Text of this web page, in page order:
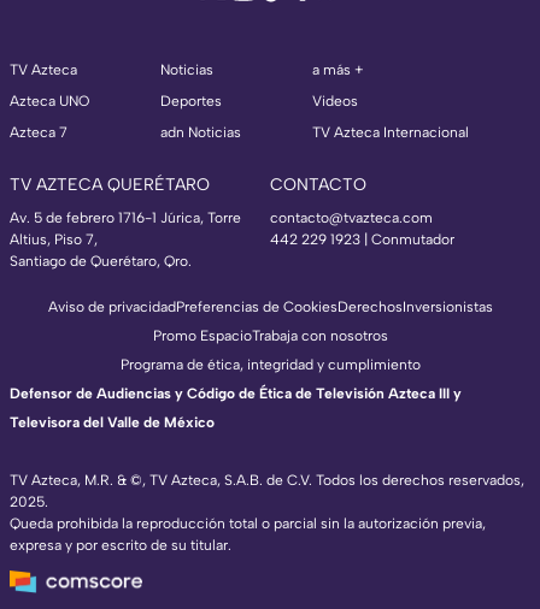
TV Azteca
Azteca UNO
Azteca 7
Noticias
Deportes
adn Noticias
a más +
Videos
TV Azteca Internacional
TV AZTECA QUERÉTARO
Av. 5 de febrero 1716-1 Júrica, Torre
Altius, Piso 7,
Santiago de Querétaro, Qro.
CONTACTO
contacto@tvazteca.com
442 229 1923 | Conmutador
TV Azteca, M.R. & ©, TV Azteca, S.A.B. de C.V. Todos los derechos reservados,
2025.
Queda prohibida la reproducción total o parcial sin la autorización previa,
expresa y por escrito de su titular.
Aviso de privacidadPreferencias de CookiesDerechosInversionistas
Promo EspacioTrabaja con nosotros
Programa de ética, integridad y cumplimiento
Defensor de Audiencias y Código de Ética de Televisión Azteca III y
Televisora del Valle de México